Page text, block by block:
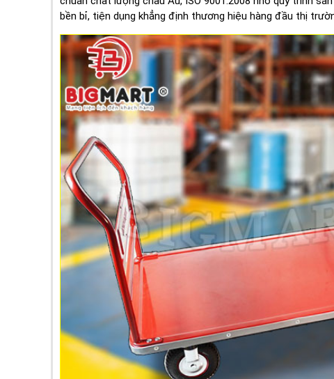
bền bỉ, tiện dụng khẳng định thương hiệu hàng đầu thị